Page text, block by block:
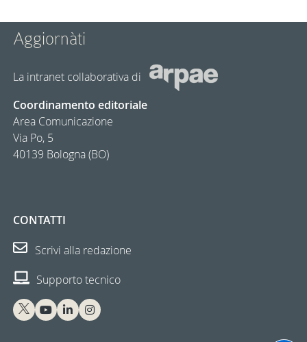
Aggiornàti
La intranet collaborativa di
Coordinamento editoriale
Area Comunicazione
Via Po, 5
40139 Bologna (BO)
CONTATTI
Scrivi alla redazione
Supporto tecnico